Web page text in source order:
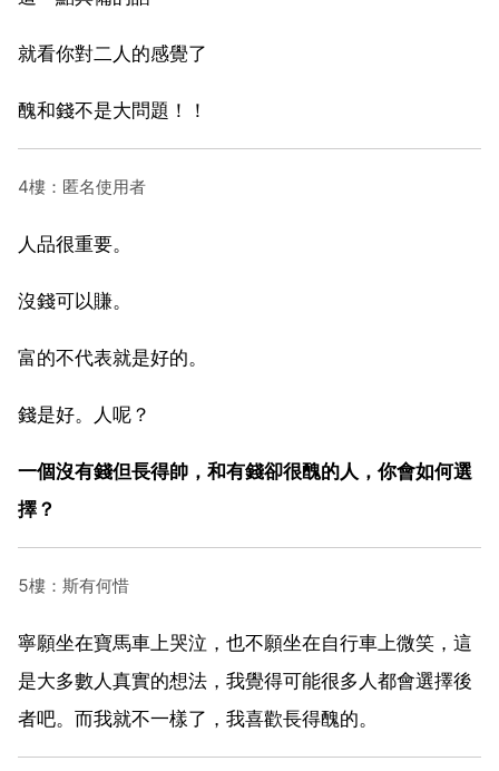
就看你對二人的感覺了
醜和錢不是大問題！！
4樓：匿名使用者
人品很重要。
沒錢可以賺。
富的不代表就是好的。
錢是好。人呢？
一個沒有錢但長得帥，和有錢卻很醜的人，你會如何選
擇？
5樓：斯有何惜
寧願坐在寶馬車上哭泣，也不願坐在自行車上微笑，這
是大多數人真實的想法，我覺得可能很多人都會選擇後
者吧。而我就不一樣了，我喜歡長得醜的。